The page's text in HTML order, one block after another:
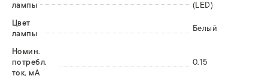
лампы
(LED)
Цвет
лампы
Белый
Номин.
потребл.
ток, мА
0.15